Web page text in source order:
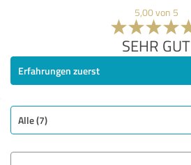
5,00 von 5
SEHR GUT
Erfahrungen zuerst
Alle (7)